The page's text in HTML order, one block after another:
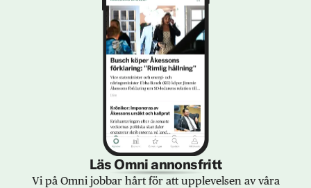
Läs Omni annonsfritt
Vi på Omni jobbar hårt för att upplevelsen av våra